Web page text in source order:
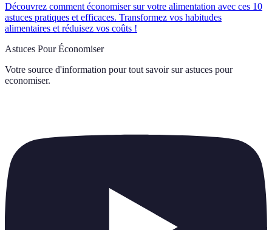
Découvrez comment économiser sur votre alimentation avec ces 10
astuces pratiques et efficaces. Transformez vos habitudes
alimentaires et réduisez vos coûts !
Astuces Pour Économiser
Votre source d'information pour tout savoir sur astuces pour
economiser.